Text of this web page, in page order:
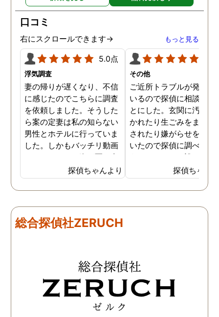
口コミ
右にスクロールできます→ もっと見る
5.0点
浮気調査
妻の帰りが遅くなり、不信
に感じたのでこちらに調査
を依頼しました。そうした
ら案の定妻は私の知らない
男性とホテルに行っていま
した。しかもバッチリ動画
でキスしている姿が写し出
されていました。本当にシ
ョックでしたが、これでス
ッキリしました。裁判では
士と一緒に戦っていこうと
思います。探偵に支払った
れからもサポートしていき
ますから。」と言う探偵か
らの言葉には本当に励まさ
れました。これからも弁護
士同様にサポートをお願い
探偵ちゃんより
その他
ご近所トラブルが発生し
いるので探偵に相談する
とにした。玄関に汚物を
かれたり生ごみをまき散
されたり嫌がらせを受け
いたので探偵に調べても
うことにした。誰がやっ
いるのか何が原因なのか
べてもらうと隣の奥さん
った。痴呆症が進み被害
だ。普段は普通なのに夜
探偵ちゃん
総合探偵社ZERUCH